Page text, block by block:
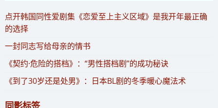
​点开韩国同性爱剧集《恋爱至上主义区域》是我开年最正确
的选择
一封同志写给母亲的情书
《契约·危险的搭档》：“男性搭档剧”的成功秘诀
《到了30岁还是处男》：日本BL剧的冬季暖心魔法术
同影标签